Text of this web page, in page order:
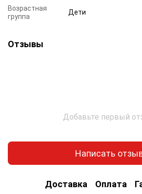
Возрастная
группа
Дети
Отзывы
Добавьте первый
Написать
Доставка Оплата